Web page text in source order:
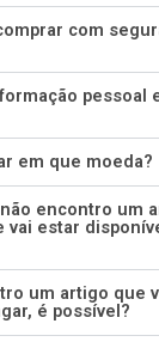
com
pessoal
em que moeda?
encontro um
vai estar
um artigo que
é possível?